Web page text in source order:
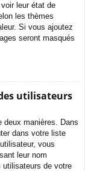
leur état de
les thèmes
Si vous ajoutez
seront masqués
utilisateurs
deux manières. Dans
dans votre liste
vous
leur nom
utilisateurs de votre